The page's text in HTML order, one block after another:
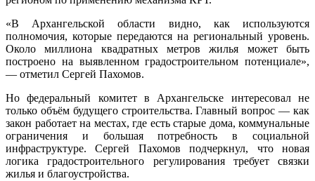
«В Архангельской области видно, как используются
полномочия, которые передаются на региональный уровень.
Около миллиона квадратных метров жилья может быть
построено на выявленном градостроительном потенциале»,
— отметил Сергей Пахомов.
Но федеральный комитет в Архангельске интересовал не
только объём будущего строительства. Главный вопрос — как
закон работает на местах, где есть старые дома, коммунальные
ограничения и большая потребность в социальной
инфраструктуре. Сергей Пахомов подчеркнул, что новая
логика градостроительного регулирования требует связки
жилья и благоустройства.